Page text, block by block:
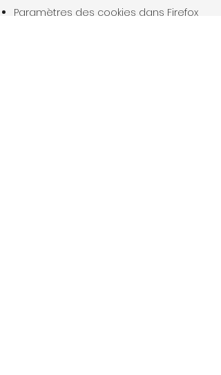
Paramètres des cookies dans Firefox